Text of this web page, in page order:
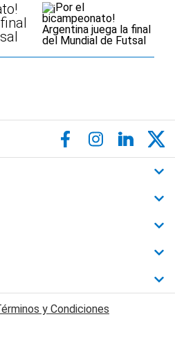
y Condiciones